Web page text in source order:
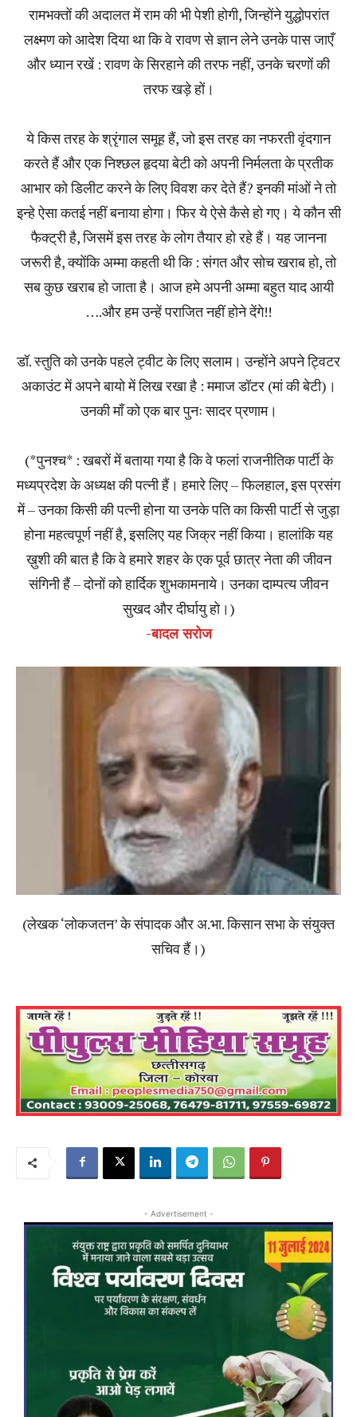
रामभक्तों की अदालत में राम की भी पेशी होगी, जिन्होंने युद्धोपरांत
लक्ष्मण को आदेश दिया था कि वे रावण से ज्ञान लेने उनके पास जाएँ
और ध्यान रखें : रावण के सिरहाने की तरफ नहीं, उनके चरणों की
तरफ खड़े हों।
ये किस तरह के श्रृंगाल समूह हैं, जो इस तरह का नफरती वृंदगान
करते हैं और एक निश्छल हृदया बेटी को अपनी निर्मलता के प्रतीक
आभार को डिलीट करने के लिए विवश कर देते हैं? इनकी मांओं ने तो
इन्हे ऐसा कतई नहीं बनाया होगा। फिर ये ऐसे कैसे हो गए। ये कौन सी
फैक्ट्री है, जिसमें इस तरह के लोग तैयार हो रहे हैं। यह जानना
जरूरी है, क्योंकि अम्मा कहती थी कि : संगत और सोच खराब हो, तो
सब कुछ खराब हो जाता है। आज हमे अपनी अम्मा बहुत याद आयी
….और हम उन्हें पराजित नहीं होने देंगे!!
डॉ. स्तुति को उनके पहले ट्वीट के लिए सलाम। उन्होंने अपने ट्विटर
अकाउंट में अपने बायो में लिख रखा है : ममाज डॉटर (मां की बेटी)।
उनकी माँ को एक बार पुनः सादर प्रणाम।
(*पुनश्च* : खबरों में बताया गया है कि वे फलां राजनीतिक पार्टी के
मध्यप्रदेश के अध्यक्ष की पत्नी हैं। हमारे लिए – फिलहाल, इस प्रसंग
में – उनका किसी की पत्नी होना या उनके पति का किसी पार्टी से जुड़ा
होना महत्वपूर्ण नहीं है, इसलिए यह जिक्र नहीं किया। हालांकि यह
ख़ुशी की बात है कि वे हमारे शहर के एक पूर्व छात्र नेता की जीवन
संगिनी हैं – दोनों को हार्दिक शुभकामनाये। उनका दाम्पत्य जीवन
सुखद और दीर्घायु हो।)
-बादल सरोज
(लेखक ‘लोकजतन’ के संपादक और अ.भा. किसान सभा के संयुक्त
सचिव हैं।)
- Advertisement -